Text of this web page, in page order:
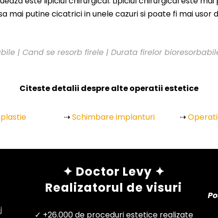
mai putine cicatrici in unele cazuri si poate fi mai
| Cand se resorb firele | Durata firelor
Citeste detalii despre alte operatii estetice
⇢Schimbare implanturi ⇢
✦ Doctor Levy ✦
Realizatorul de visuri
✓ +26.000 de proceduri estetice realizate